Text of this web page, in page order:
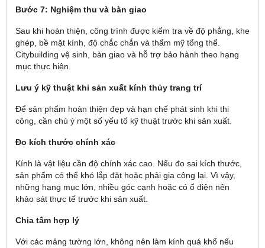
Bước 7: Nghiệm thu và bàn giao
Sau khi hoàn thiện, công trình được kiểm tra về độ phẳng, khe
ghép, bề mặt kính, độ chắc chắn và thẩm mỹ tổng thể.
Citybuilding vệ sinh, bàn giao và hỗ trợ bảo hành theo hạng
mục thực hiện.
Lưu ý kỹ thuật khi sản xuất kính thủy trang trí
Để sản phẩm hoàn thiện đẹp và hạn chế phát sinh khi thi
công, cần chú ý một số yếu tố kỹ thuật trước khi sản xuất.
Đo kích thước chính xác
Kính là vật liệu cần độ chính xác cao. Nếu đo sai kích thước,
sản phẩm có thể khó lắp đặt hoặc phải gia công lại. Vì vậy,
những hạng mục lớn, nhiều góc cạnh hoặc có ổ điện nên
khảo sát thực tế trước khi sản xuất.
Chia tấm hợp lý
Với các mảng tường lớn, không nên làm kính quá khổ nếu